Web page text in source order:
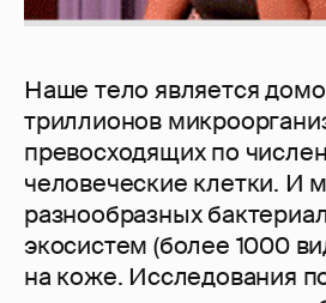
Наше тело является
триллионов
превосходящих по
человеческие клетки. И
разнообразных
экосистем (более 1000
на коже. Исследования